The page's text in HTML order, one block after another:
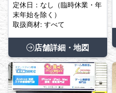
定休日：なし（臨時休業・年
末年始を除く）
取扱商材: すべて
店舗詳細・地図